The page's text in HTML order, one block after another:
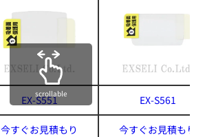
EX-S551 EX-S561
今すぐお見積もり 今すぐお見積もり
scrollable